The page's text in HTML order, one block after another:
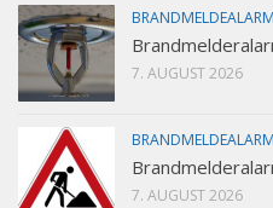
BRANDMELDEALARM
7. AUGUST 2026
BRANDMELDEALARM
7. AUGUST 2026